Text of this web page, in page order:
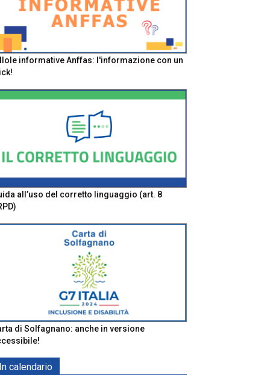
informative Anffas: l'informazione con un
all’uso del corretto linguaggio (art. 8
di Solfagnano: anche in versione
In calendario